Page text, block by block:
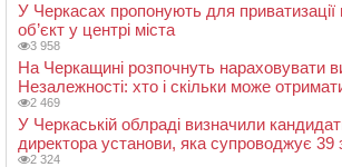
У Черкасах пропонують для приватизації
об’єкт у центрі міста
3 958
На Черкащині розпочнуть нараховувати
Незалежності: хто і скільки може
2 469
У Черкаській облраді визначили
директора установи, яка супроводжує 39
2 324